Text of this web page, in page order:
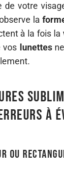
de votre
la
à la fois la
vos lunettesne
à
ou